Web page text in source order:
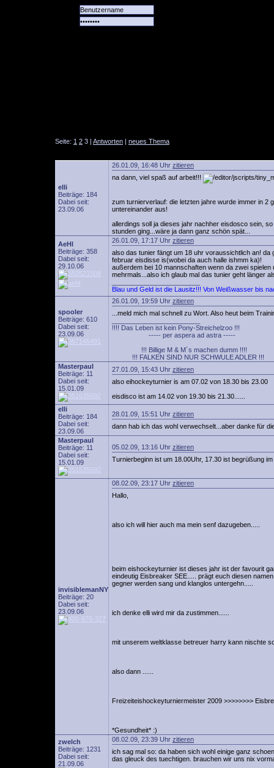
Seite: 1 2 3 | Antworten | neues Thema
elli
Beiträge: 184
Dabei seit:
23.09.06
26.01.09, 16:48 Uhr zitieren
na dann, viel spaß auf arbeit!!!
zum turnierverlauf: die letzten jahre wurde immer in 2
untereinander aus!
allerdings soll ja dieses jahr nachher eisdosco sein,
stunden ging...wäre ja dann ganz schön spät...
AeHl
Beiträge: 358
Dabei seit:
29.10.06
26.01.09, 17:17 Uhr zitieren
also das tunier fängt um 18 uhr voraussichtlich an!
februar eisdisse is(wobei da auch halle ishmm ka)!
außerdem bei 10 mannschaften wenn da zwei
mehrmals...also ich glaub mal das tunier geht länger
Blau und Geld ist die Lausitz!!! Von Weißwasser bis
spooler
Beiträge: 610
Dabei seit:
23.09.06
26.01.09, 19:59 Uhr zitieren
...meld mich mal schnell zu Wort. Also heut beim
!!!! Das Leben ist kein Pony-Streichelzoo !!!
----- per aspera ad astra -----
!!! Billige M & M´s machen dumm !!!!
!!! FALKEN SIND NUR SCHWULE ADLER !!!
Masterpaul
Beiträge: 11
Dabei seit:
15.01.09
27.01.09, 15:43 Uhr zitieren
also eihockeyturnier is am 07.02 von 18.30 bis 23.00
eisdisco ist am 14.02 von 19.30 bis 21.30......
elli
Beiträge: 184
Dabei seit:
23.09.06
28.01.09, 15:51 Uhr zitieren
dann hab ich das wohl verwechselt...aber danke für
Masterpaul
Beiträge: 11
Dabei seit:
15.01.09
05.02.09, 13:16 Uhr zitieren
Turnierbeginn ist um 18.00Uhr, 17.30 ist begrüßung
invisiblemanNY
Beiträge: 20
Dabei seit:
23.09.06
08.02.09, 23:17 Uhr zitieren
Hallo,
also ich will hier auch ma mein senf dazugeben.....
beim eishockeyturnier ist dieses jahr ist der favourit
eindeutig Eisbreaker SEE..... prägt euch diesen
gegner werden sang und klanglos untergehn.....
ich denke elli wird mir da zustimmen......
mit unserem weltklasse betreuer harry kann nischte
also dann ......
Freizeiteishockeyturniermeister 2009 >>>>>>>>
*Gesundheit* :)
zwelch
Beiträge: 1231
Dabei seit:
21.09.06
08.02.09, 23:39 Uhr zitieren
ich sag mal so: da haben sich wohl einige ganz
das gleuck des tuechtigen. brauchen wir uns nix